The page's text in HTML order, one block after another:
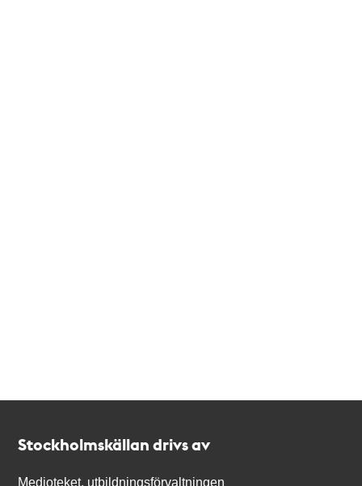
Stockholmskällan drivs av
Medioteket, utbildningsförvaltningen